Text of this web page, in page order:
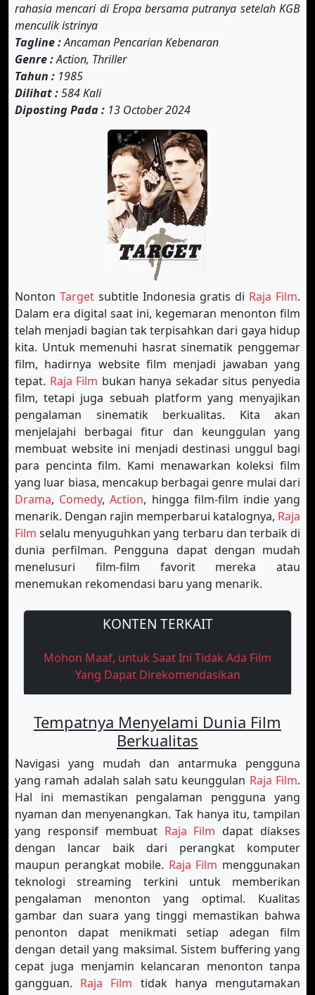
rahasia mencari di Eropa bersama putranya setelah KGB
menculik istrinya
Tagline :Ancaman Pencarian Kebenaran
Genre :Action, Thriller
Tahun : 1985
Dilihat :584 Kali
Diposting Pada : 13 October 2024
Nonton Target subtitle Indonesia gratis di Raja Film.
Dalam era digital saat ini, kegemaran menonton film
telah menjadi bagian tak terpisahkan dari gaya hidup
kita. Untuk memenuhi hasrat sinematik penggemar
film, hadirnya website film menjadi jawaban yang
tepat. Raja Film bukan hanya sekadar situs penyedia
film, tetapi juga sebuah platform yang menyajikan
pengalaman sinematik berkualitas. Kita akan
menjelajahi berbagai fitur dan keunggulan yang
membuat website ini menjadi destinasi unggul bagi
para pencinta film. Kami menawarkan koleksi film
yang luar biasa, mencakup berbagai genre mulai dari
Drama, Comedy,Action, hingga film-film indie yang
menarik. Dengan rajin memperbarui katalognya, Raja
Film selalu menyuguhkan yang terbaru dan terbaik di
dunia perfilman. Pengguna dapat dengan mudah
menelusuri film-film favorit mereka atau
menemukan rekomendasi baru yang menarik.
KONTEN TERKAIT
Mohon Maaf, untuk Saat Ini Tidak Ada Film
Yang Dapat Direkomendasikan
Tempatnya Menyelami Dunia Film
Berkualitas
Navigasi yang mudah dan antarmuka pengguna
yang ramah adalah salah satu keunggulan Raja Film.
Hal ini memastikan pengalaman pengguna yang
nyaman dan menyenangkan. Tak hanya itu, tampilan
yang responsif membuat Raja Film dapat diakses
dengan lancar baik dari perangkat komputer
maupun perangkat mobile. Raja Film menggunakan
teknologi streaming terkini untuk memberikan
pengalaman menonton yang optimal. Kualitas
gambar dan suara yang tinggi memastikan bahwa
penonton dapat menikmati setiap adegan film
dengan detail yang maksimal. Sistem buffering yang
cepat juga menjamin kelancaran menonton tanpa
gangguan. Raja Film tidak hanya mengutamakan